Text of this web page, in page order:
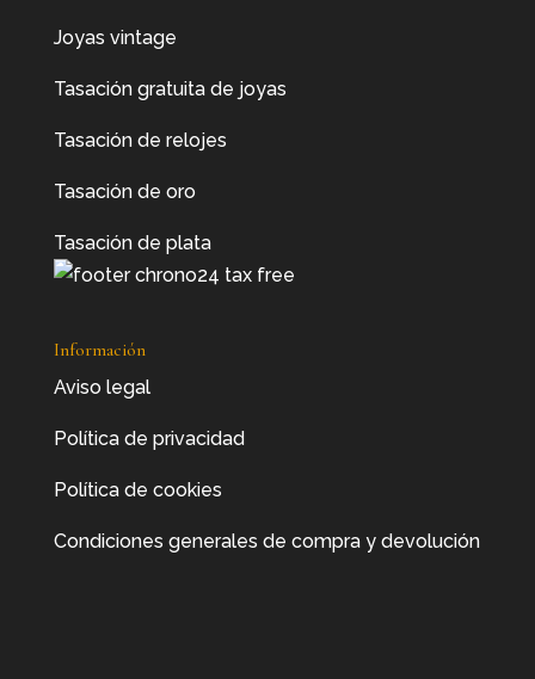
Joyas vintage
Tasación gratuita de joyas
Tasación de relojes
Tasación de oro
Tasación de plata
Información
Aviso legal
Política de privacidad
Política de cookies
Condiciones generales de compra y devolución